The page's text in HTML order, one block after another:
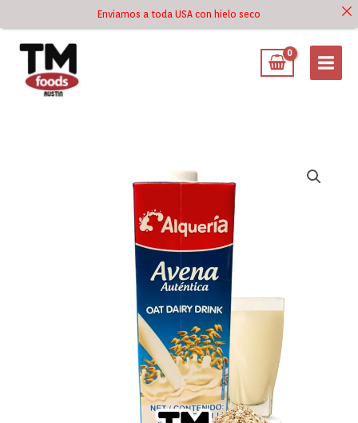
Enviamos a toda USA con hielo seco
al
contenido